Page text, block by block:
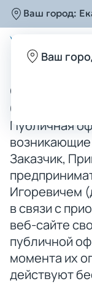
Ваш город:
Ваш
Главная
Публичная
Заказчик,
Игоревичем
в связи с
веб-сайте
публичной
момента их
действуют